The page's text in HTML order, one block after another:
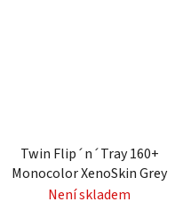
Twin Flip´n´Tray 160+
Monocolor XenoSkin Grey
Není skladem